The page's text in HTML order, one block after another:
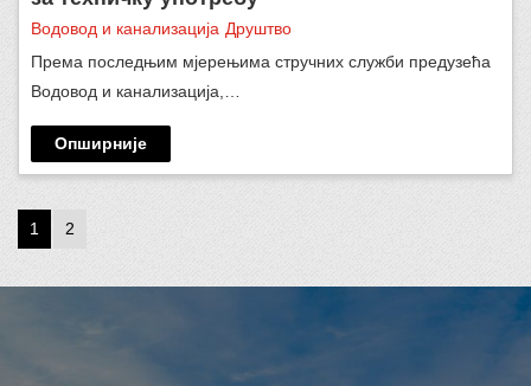
Водовод и канализација Друштво
Према последњим мјерењима стручних служби предузећа
Водовод и канализација,…
Опширније
1 2